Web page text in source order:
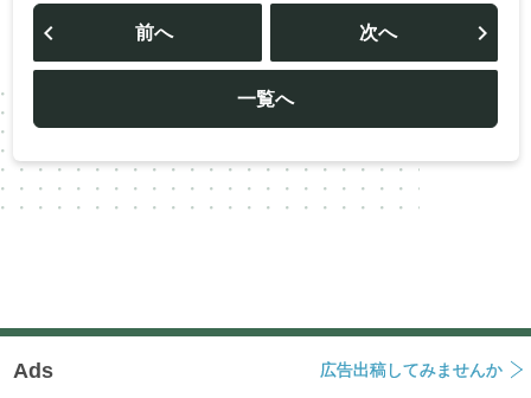
投
ビ
ー
シ
ョ
前へ
一覧へ
次へ
Ads 広告出稿してみませんか